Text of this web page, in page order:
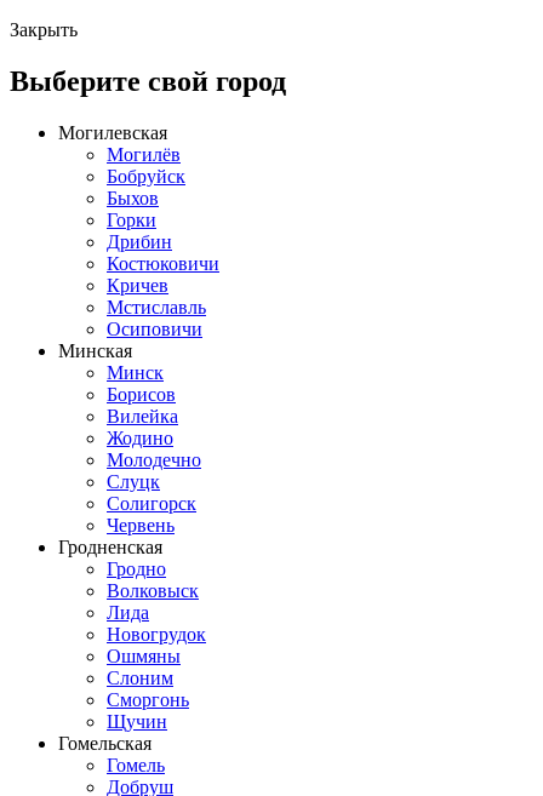
Закрыть
Выберите свой город
Могилевская
Могилёв
Бобруйск
Быхов
Горки
Дрибин
Костюковичи
Кричев
Мстиславль
Осиповичи
Минская
Минск
Борисов
Вилейка
Жодино
Молодечно
Слуцк
Солигорск
Червень
Гродненская
Гродно
Волковыск
Лида
Новогрудок
Ошмяны
Слоним
Сморгонь
Щучин
Гомельская
Гомель
Добруш